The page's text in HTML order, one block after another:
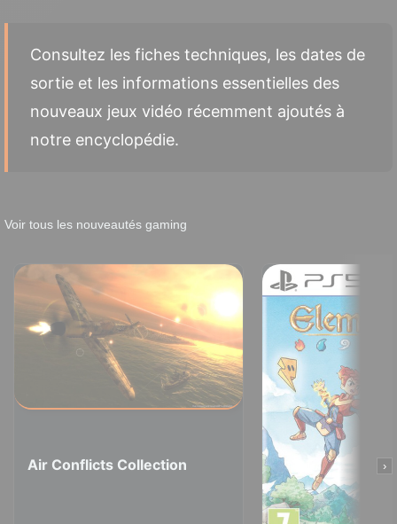
Consultez les fiches techniques, les dates de
sortie et les informations essentielles des
nouveaux jeux vidéo récemment ajoutés à
notre encyclopédie.
Voir tous les nouveautés gaming
Air Conflicts Collection ›